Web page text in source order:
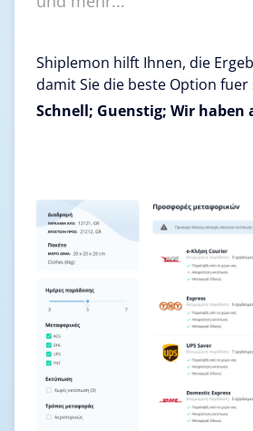
Shiplemon hilft Ihnen, die
damit Sie die beste Option fuer
Schnell; Guenstig; Wir haben